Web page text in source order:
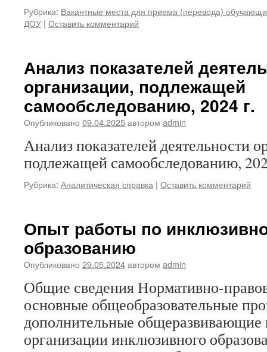
Рубрика: Вакантные места для приема (перевода)
ДОУ | Оставить комментарий
Анализ показателей
организации, подлежащей
самообследованию, 2024 г.
Опубликовано 09.04.2025автором admin
Анализ показателей деятельности
подлежащей самообследованию,
Рубрика: Аналитическая справка | Оставить комментарий
Опыт работы по
образованию
Опубликовано 29.05.2024автором admin
Общие сведения Нормативно-
основные общеобразовательные
дополнительные
организации инклюзивного